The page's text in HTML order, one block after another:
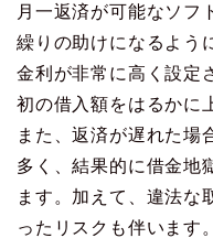
月一返済が可能なソフ
繰りの助けになるよう
金利が非常に高く設定
初の借入額をはるかに
また、返済が遅れた場
多く、結果的に借金地
ます。加えて、違法な
ったリスクも伴います。